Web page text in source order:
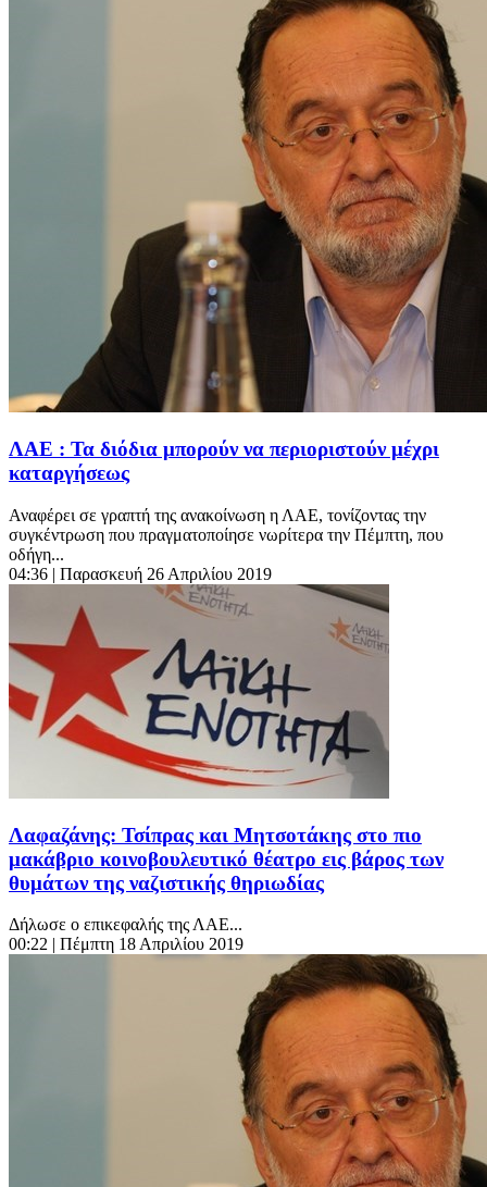
ΛΑΕ : Τα διόδια μπορούν να περιοριστούν μέχρι
καταργήσεως
Αναφέρει σε γραπτή της ανακοίνωση η ΛΑΕ, τονίζοντας την
συγκέντρωση που πραγματοποίησε νωρίτερα την Πέμπτη, που
οδήγη...
04:36 | Παρασκευή 26 Απριλίου 2019
Λαφαζάνης: Τσίπρας και Μητσοτάκης στο πιο
μακάβριο κοινοβουλευτικό θέατρο εις βάρος των
θυμάτων της ναζιστικής θηριωδίας
Δήλωσε ο επικεφαλής της ΛΑΕ...
00:22 | Πέμπτη 18 Απριλίου 2019